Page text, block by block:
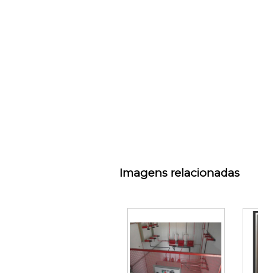
Imagens relacionadas